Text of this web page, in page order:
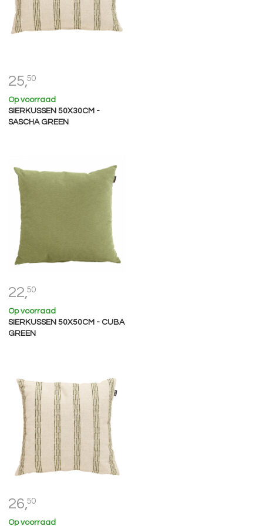
25,50
Op voorraad
SIERKUSSEN 50X30CM -
SASCHA GREEN
22,50
Op voorraad
SIERKUSSEN 50X50CM - CUBA
GREEN
26,50
Op voorraad